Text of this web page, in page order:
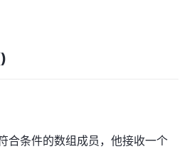
合条件的数组成员，他接收一个